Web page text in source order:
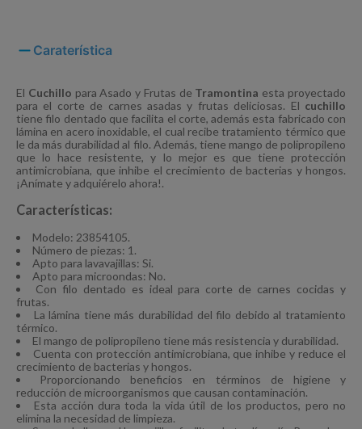
Caraterística
El Cuchillo para Asado y Frutas de Tramontina esta proyectado
para el corte de carnes asadas y frutas deliciosas. El cuchillo
tiene filo dentado que facilita el corte, además esta fabricado con
lámina en acero inoxidable, el cual recibe tratamiento térmico que
le da más durabilidad al filo. Además, tiene mango de polipropileno
que lo hace resistente, y lo mejor es que tiene protección
antimicrobiana, que inhibe el crecimiento de bacterias y hongos.
¡Anímate y adquiérelo ahora!.
Características:
Modelo: 23854105.
Número de piezas: 1.
Apto para lavavajillas: Si.
Apto para microondas: No.
Con filo dentado es ideal para corte de carnes cocidas y
frutas.
La lámina tiene más durabilidad del filo debido al tratamiento
térmico.
El mango de polipropileno tiene más resistencia y durabilidad.
Cuenta con protección antimicrobiana, que inhibe y reduce el
crecimiento de bacterias y hongos.
Proporcionando beneficios en términos de higiene y
reducción de microorganismos que causan contaminación.
Esta acción dura toda la vida útil de los productos, pero no
elimina la necesidad de limpieza.